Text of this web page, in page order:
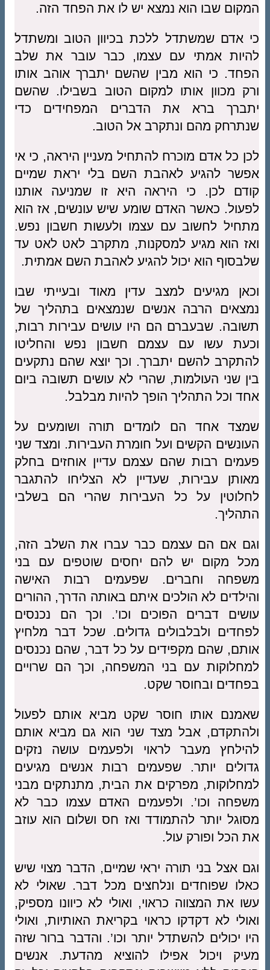
המקום שבו הוא נמצא יש לו את הפחד הזה.
כי אדם שמשתדל ללכת בכיוון הטוב ומשתדל
להיות אמתי עם עצמו, כבר עובר את שלב
הפחד. כי הוא מבין שהשם יתברך אוהב אותו
ורק מכוון אותו למקום הטוב בשבילו. שהשם
יתברך ברא את הדברים המפחידים כדי
שנתרחק מהם ונתקרב אל הטוב.
לכן כל אדם מוכרח להתחיל מעניין היראה, כי אי
אפשר להגיע לאהבת השם בלי יראת שמיים
קודם לכן. כי היראה היא זו שמניעה אותנו
לפעול. כאשר האדם שומע שיש עונשים, אז הוא
מתחיל לחשוב עם עצמו ולעשות חשבון נפש.
ואז הוא מגיע למסקנות, מתקרב לאט לאט עד
שלבסוף הוא יכול להגיע לאהבת השם אמתית.
וכאן מגיעים למצב עדין מאוד ובעייתי שבו
נמצאים הרבה אנשים שנמצאים בתהליך של
תשובה. שבעברם הם היו עושים עבירות רבות,
וכעת עשו עם עצמם חשבון נפש והחליטו
להתקרב להשם יתברך. וכך יוצא שהם נתקעים
בין שני העולמות, שהרי לא עושים תשובה ביום
אחד וכל התהליך הופך להיות מבלבל.
שמצד אחד הם לומדים תורה ושומעים על
העונשים הקשים ועל חומרת העבירות. ומצד שני
פעמים רבות שהם עצמם עדיין אוחזים בחלק
מאותן עבירות, שעדיין לא הצליחו להתגבר
לחלוטין על כל העבירות שהרי הם בשלבי
התהליך.
וגם אם הם עצמם כבר עברו את השלב הזה,
מכל מקום יש להם יחסים שוטפים עם בני
משפחה וחברים. שפעמים רבות האישה
והילדים לא הולכים איתם באותה הדרך, ההורים
עושים דברים הפוכים וכו’. וכך הם נכנסים
לפחדים ולבלבולים גדולים. שכל דבר מלחיץ
אותם, שהם מקפידים על כל דבר, שהם נכנסים
למחלוקות עם בני המשפחה, וכך הם שרויים
בפחדים ובחוסר שקט.
שאמנם אותו חוסר שקט מביא אותם לפעול
ולהתקדם, אבל מצד שני הוא גם מביא אותם
להילחץ מעבר לראוי ולפעמים עושה נזקים
גדולים יותר. שפעמים רבות אנשים מגיעים
למחלוקות, מפרקים את הבית, מתנתקים מבני
משפחה וכו’. ולפעמים האדם עצמו כבר לא
מסוגל יותר להתמודד ואז חס ושלום הוא עוזב
את הכל ופורק עול.
וגם אצל בני תורה יראי שמיים, הדבר מצוי שיש
כאלו שפוחדים ונלחצים מכל דבר. שאולי לא
עשו את המצווה כראוי, ואולי לא כיוונו מספיק,
ואולי לא דקדקו כראוי בקריאת האותיות, ואולי
היו יכולים להשתדל יותר וכו’. והדבר ברור שזה
מעיק ויכול אפילו להוציא מהדעת. אנשים